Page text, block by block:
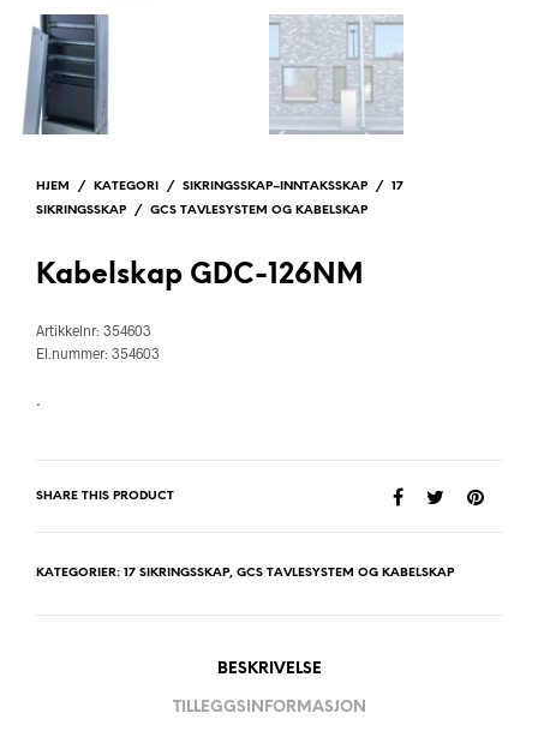
HJEM / KATEGORI / SIKRINGSSKAP–INNTAKSSKAP /
17
SIKRINGSSKAP
/ GCS TAVLESYSTEM OG KABELSKAP
Kabelskap GDC-126NM
Artikkelnr: 354603
El.nummer: 354603
.
SHARE THIS PRODUCT
KATEGORIER: 17 SIKRINGSSKAP, GCS TAVLESYSTEM OG KABELSKAP
BESKRIVELSE
TILLEGGSINFORMASJON